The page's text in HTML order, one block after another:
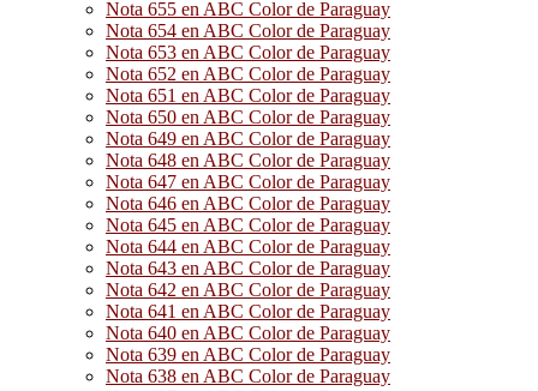
Nota 655 en ABC Color de Paraguay
Nota 654 en ABC Color de Paraguay
Nota 653 en ABC Color de Paraguay
Nota 652 en ABC Color de Paraguay
Nota 651 en ABC Color de Paraguay
Nota 650 en ABC Color de Paraguay
Nota 649 en ABC Color de Paraguay
Nota 648 en ABC Color de Paraguay
Nota 647 en ABC Color de Paraguay
Nota 646 en ABC Color de Paraguay
Nota 645 en ABC Color de Paraguay
Nota 644 en ABC Color de Paraguay
Nota 643 en ABC Color de Paraguay
Nota 642 en ABC Color de Paraguay
Nota 641 en ABC Color de Paraguay
Nota 640 en ABC Color de Paraguay
Nota 639 en ABC Color de Paraguay
Nota 638 en ABC Color de Paraguay